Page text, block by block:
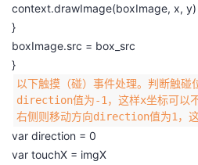
context.drawImage(boxImage, x, y)
}
boxImage.src = box_src
}
以下触摸（碰）事件处理。判断触碰
direction值为-1，这样x坐标可以
右侧则移动方向direction值为1，这
var direction = 0
var touchX = imgX